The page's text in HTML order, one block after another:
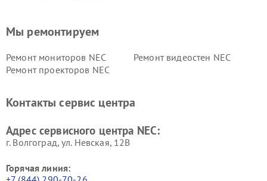
Мы ремонтируем
Ремонт мониторов NEC
Ремонт видеостен NEC
Ремонт проекторов NEC
Контакты сервис центра
Адрес сервисного центра NEC:
г. Волгоград, ул. Невская, 12В
Горячая линия: